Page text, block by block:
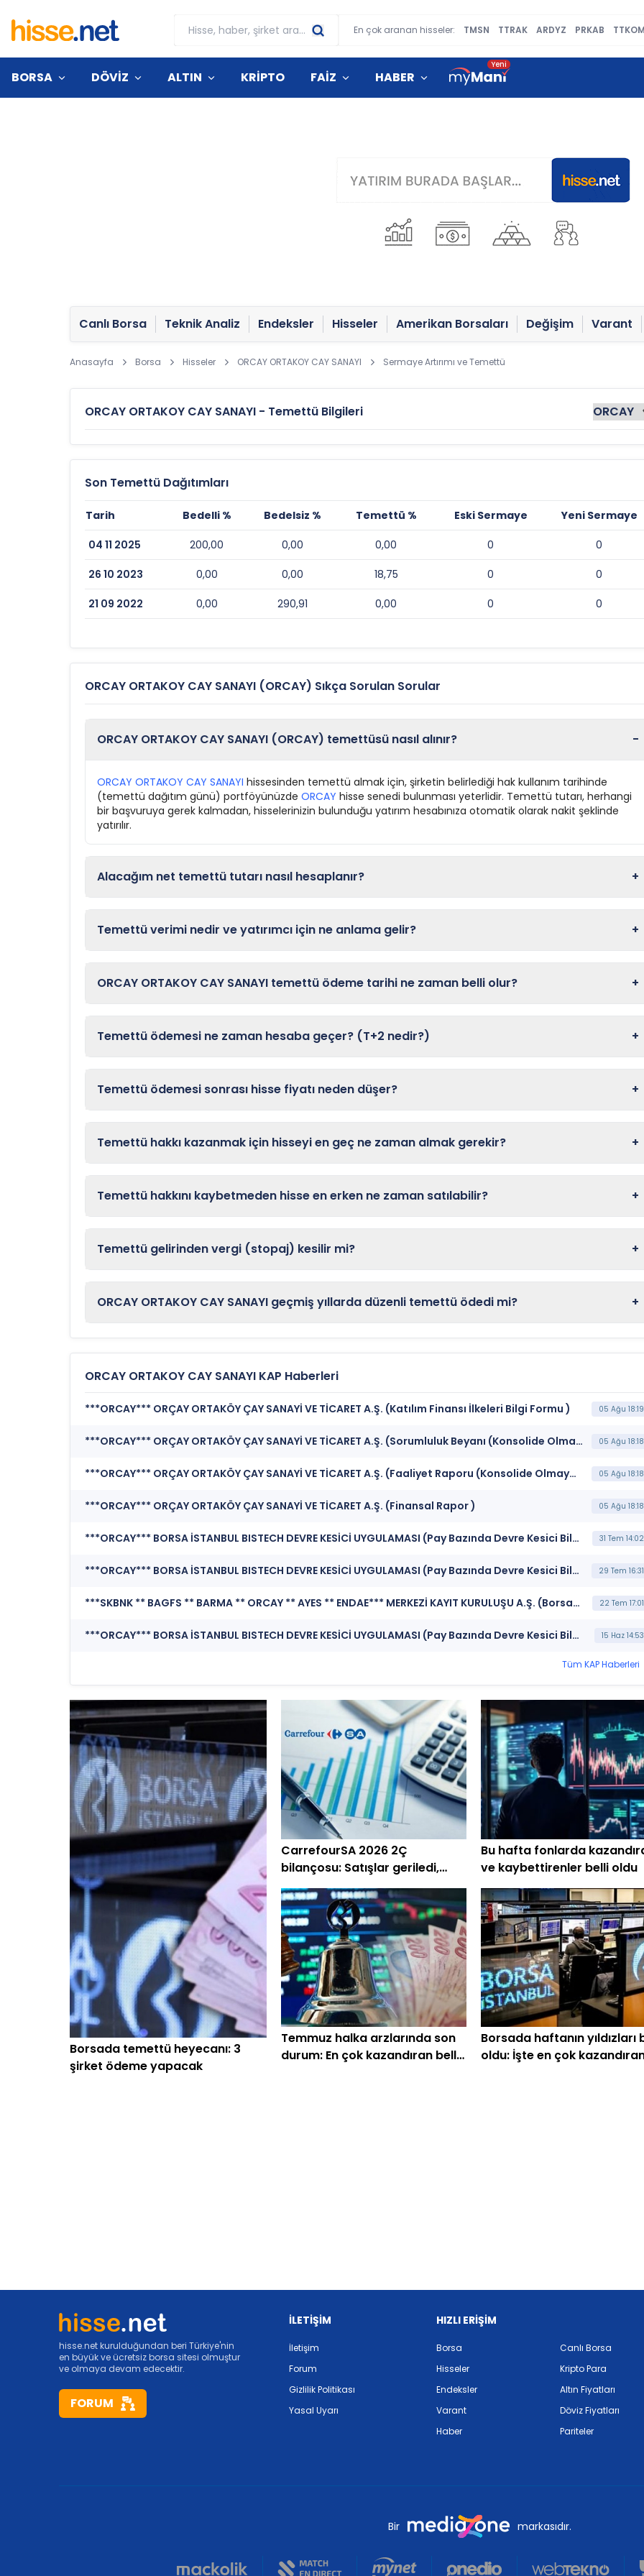
En çok aranan hisseler: TMSN TTRAK ARDYZ PRKAB
BORSA DÖVİZ ALTIN KRİPTO FAİZ HABER
Canlı Borsa Teknik Analiz Endeksler Hisseler Amerikan Borsaları Değişim Varant
Anasayfa Borsa Hisseler ORCAY ORTAKOY CAY SANAYI Sermaye Artırımı ve Temettü
ORCAY ORTAKOY CAY SANAYI - Temettü Bilgileri
Son Temettü Dağıtımları
Tarih Bedelli % Bedelsiz % Temettü % Eski Sermaye Yeni Sermaye
04 11 2025 200,00 0,00 0,00 0 0
26 10 2023 0,00 0,00 18,75 0 0
21 09 2022 0,00 290,91 0,00 0 0
ORCAY ORTAKOY CAY SANAYI (ORCAY) Sıkça Sorulan Sorular
ORCAY ORTAKOY CAY SANAYI (ORCAY) temettüsü nasıl alınır? -
ORCAY ORTAKOY CAY SANAYI hissesinden temettü almak için, şirketin belirlediği hak kullanım tarihinde
(temettü dağıtım günü) portföyünüzde ORCAY hisse senedi bulunması yeterlidir. Temettü tutarı, herhangi
bir başvuruya gerek kalmadan, hisselerinizin bulunduğu yatırım hesabınıza otomatik olarak nakit şeklinde
yatırılır.
Alacağım net temettü tutarı nasıl hesaplanır? +
Temettü verimi nedir ve yatırımcı için ne anlama gelir? +
ORCAY ORTAKOY CAY SANAYI temettü ödeme tarihi ne zaman belli olur? +
Temettü ödemesi ne zaman hesaba geçer? (T+2 nedir?) +
Temettü ödemesi sonrası hisse fiyatı neden düşer? +
Temettü hakkı kazanmak için hisseyi en geç ne zaman almak gerekir? +
Temettü hakkını kaybetmeden hisse en erken ne zaman satılabilir? +
Temettü gelirinden vergi (stopaj) kesilir mi? +
ORCAY ORTAKOY CAY SANAYI geçmiş yıllarda düzenli temettü ödedi mi? +
ORCAY ORTAKOY CAY SANAYI KAP Haberleri
***ORCAY*** ORÇAY ORTAKÖY ÇAY SANAYİ VE TİCARET A.Ş. (Katılım Finansı İlkeleri Bilgi Formu ) 05 Ağu 18:19
***ORCAY*** ORÇAY ORTAKÖY ÇAY SANAYİ VE TİCARET A.Ş. (Sorumluluk Beyanı (Konsolide Olmayan)) 05 Ağu 18:18
***ORCAY*** ORÇAY ORTAKÖY ÇAY SANAYİ VE TİCARET A.Ş. (Faaliyet Raporu (Konsolide Olmayan)) 05 Ağu 18:18
***ORCAY*** ORÇAY ORTAKÖY ÇAY SANAYİ VE TİCARET A.Ş. (Finansal Rapor ) 05 Ağu 18:18
***ORCAY*** BORSA İSTANBUL BISTECH DEVRE KESİCİ UYGULAMASI (Pay Bazında Devre Kesici Bildirimi) 31 Tem 14:02
***ORCAY*** BORSA İSTANBUL BISTECH DEVRE KESİCİ UYGULAMASI (Pay Bazında Devre Kesici Bildirimi) 29 Tem 16:31
***SKBNK ** BAGFS ** BARMA ** ORCAY ** AYES ** ENDAE*** MERKEZİ KAYIT KURULUŞU A.Ş. (Borsada İşlem Gören Tipe Dönüşüm Duyurusu) 22 Tem 17:01
***ORCAY*** BORSA İSTANBUL BISTECH DEVRE KESİCİ UYGULAMASI (Pay Bazında Devre Kesici Bildirimi) 15 Haz 14:53
Tüm KAP Haberleri
Borsada temettü heyecanı: 3
şirket ödeme yapacak
CarrefourSA 2026 2Ç
bilançosu: Satışlar geriledi,
zarar açıklandı
Bu hafta fonlarda
ve kaybettirenler belli oldu
Temmuz halka arzlarında son
durum: En çok kazandıran belli
Borsada haftanın yıldızları
oldu: İşte en çok
hisse.net kurulduğundan beri Türkiye'nin
en büyük ve ücretsiz borsa sitesi olmuştur
ve olmaya devam edecektir.
FORUM
İLETİŞİM
İletişim
Forum
Gizlilik Politikası
Yasal Uyarı
HIZLI ERİŞİM
Borsa
Hisseler
Endeksler
Varant
Haber
Canlı Borsa
Kripto Para
Altın Fiyatları
Döviz Fiyatları
Pariteler
Bir markasıdır.